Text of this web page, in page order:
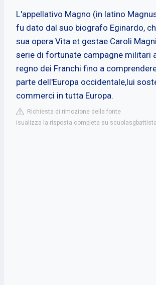
L'appellativo Magno (in latino
fu dato dal suo biografo Eginardo,
sua opera Vita et gestae Caroli
serie di fortunate campagne militari
regno dei Franchi fino a
parte dell'Europa occidentale,lui
commerci in tutta Europa.
Richiesta di rimozione della fonte
isualizza la risposta completa su